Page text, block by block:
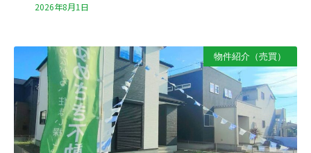
2026年8月1日
物件紹介（売買）